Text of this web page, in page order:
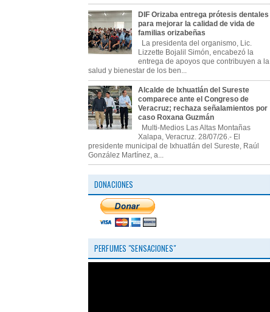
DIF Orizaba entrega prótesis dentales
para mejorar la calidad de vida de
familias orizabeñas
La presidenta del organismo, Lic.
Lizzette Bojalil Simón, encabezó la
entrega de apoyos que contribuyen a la
salud y bienestar de los ben...
Alcalde de Ixhuatlán del Sureste
comparece ante el Congreso de
Veracruz; rechaza señalamientos por
caso Roxana Guzmán
Multi-Medios Las Altas Montañas
Xalapa, Veracruz. 28/07/26.- El
presidente municipal de Ixhuatlán del Sureste, Raúl
González Martínez, a...
DONACIONES
PERFUMES "SENSACIONES"